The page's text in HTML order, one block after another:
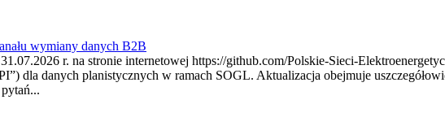
wymiany danych B2B
r. na stronie internetowej https://github.com/Polskie-Sieci-
dla danych planistycznych w ramach SOGL. Aktualizacja obejmuje